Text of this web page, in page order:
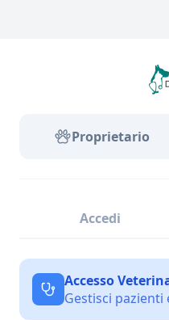
Proprietario
Accedi
Accesso
Gestisci pazienti